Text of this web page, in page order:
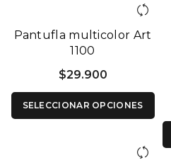
Pantufla multicolor Art
1100
$29.900
SELECCIONAR OPCIONES